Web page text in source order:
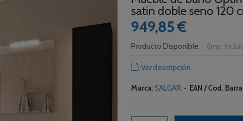
satin doble seno 120
949,85 €
Producto Disponible - (Imp.
Ver descripción
Marca: SALGAR • EAN / Cod.